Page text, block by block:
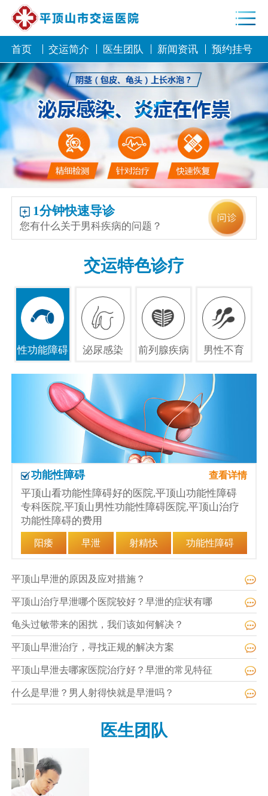
首页 交运简介 医生团队 新闻资讯 预约挂号
1分钟快速导诊
您有什么关于男科疾病的问题？
交运特色诊疗
性功能障碍 泌尿感染 前列腺疾病 男性不育
功能性障碍 查看详情
平顶山看功能性障碍好的医院,平顶山功能性障碍
专科医院,平顶山男性功能性障碍医院,平顶山治疗
功能性障碍的费用
阳痿 早泄 射精快 功能性障碍
平顶山早泄的原因及应对措施？
平顶山治疗早泄哪个医院较好？早泄的症状有哪
龟头过敏带来的困扰，我们该如何解决？
平顶山早泄治疗，寻找正规的解决方案
平顶山早泄去哪家医院治疗好？早泄的常见特征
什么是早泄？男人射得快就是早泄吗？
医生团队